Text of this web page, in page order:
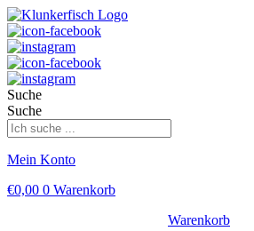
Suche
Suche
Mein Konto
€0,00 0 Warenkorb
Warenkorb